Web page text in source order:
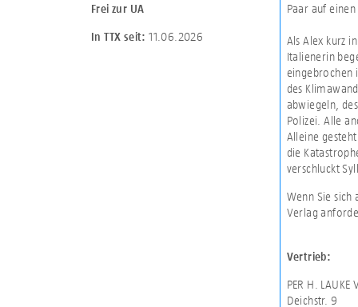
Frei zur UA
In TTX seit:11.06.2026
Paar auf
Als Alex kurz
Italienerin
eingebrochen
des
abwiegeln,
Polizei. Alle
Alleine
die
verschluckt
Wenn Sie sich
Verlag
Vertrieb:
PER H.
Deichstr. 9